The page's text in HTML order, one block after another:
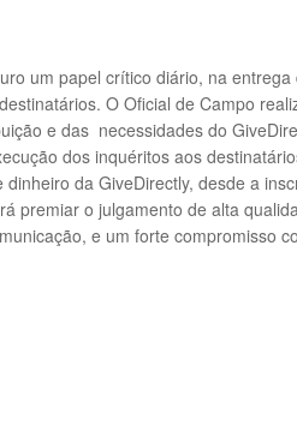
um papel crítico diário, na
O Oficial de Campo
e das necessidades do
dos inquéritos aos
da GiveDirectly, desde a
premiar o julgamento de alta
e um forte compromisso